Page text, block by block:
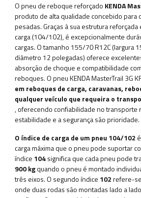
O pneu de reboque reforçado KENDA
produto de alta qualidade concebido para
pesadas. Graças à sua estrutura
carga (104/102), é excepcionalmente
cargas. O tamanho 155/70 R12C (largura
diâmetro 12 polegadas) oferece
absorção de choque e compatibilidade
reboques. O pneu KENDA MasterTrail 3G
em reboques de carga, caravanas,
qualquer veículo que requeira o
, oferecendo confiabilidade no transporte
estabilidade e a segurança são prioridade.
O índice de carga de um pneu 104/102
carga máxima que o pneu pode suportar
índice 104significa que cada pneu pode
900 kgquando o pneu é montado
três eixos. O segundo índice 102refere-
onde duas rodas são montadas lado a